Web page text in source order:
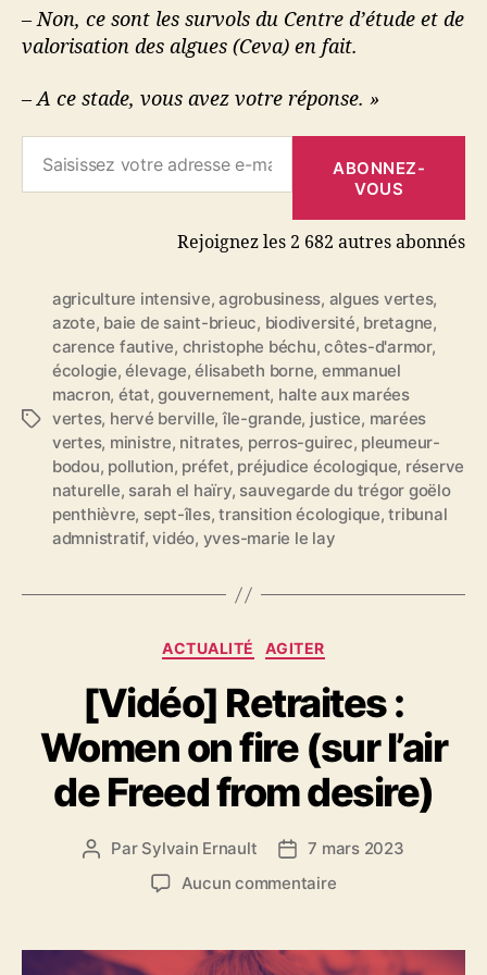
– Non, ce sont les survols du Centre d’étude et de
valorisation des algues (Ceva) en fait.
– A ce stade, vous avez votre réponse. »
Saisissez votre adresse e-mail…
ABONNEZ-
VOUS
Rejoignez les 2 682 autres abonnés
É
agriculture intensive,agrobusiness, algues vertes,
azote, baie de saint-brieuc, biodiversité, bretagne,
carence fautive, christophe béchu,côtes-d'armor,
écologie,élevage,élisabeth borne, emmanuel
macron, état,gouvernement, halte aux marées
vertes, hervé berville,île-grande, justice, marées
vertes, ministre, nitrates, perros-guirec, pleumeur-
bodou, pollution, préfet, préjudice écologique, réserve
naturelle, sarah el haïry, sauvegarde du trégor goëlo
penthièvre, sept-îles,transition écologique,tribunal
admnistratif,vidéo, yves-marie le lay
C
t
é
g
o
r
s
ACTUALITÉ AGITER
[Vidéo] Retraites :
Women on fire (sur l’air
de Freed from desire)
A Par Sylvain Ernault
D 7 mars 2023
Aucun commentaires
[